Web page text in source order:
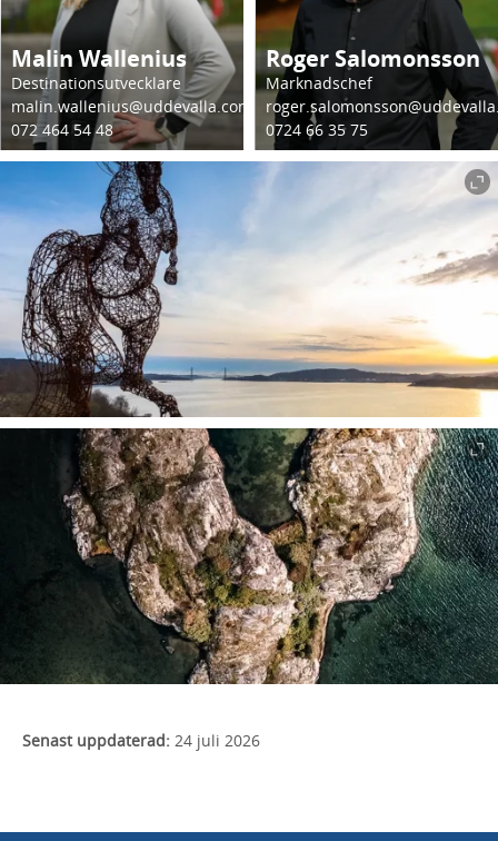
Malin Wallenius
Destinationsutvecklare
malin.wallenius@uddevalla.com
072 464 54 48
Roger Salomonsson
Marknadschef
0724 66 35 75
Senast uppdaterad: 24 juli 2026